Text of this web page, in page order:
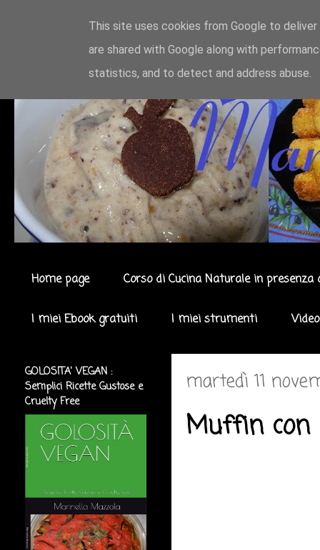
Home page Corso di Cucina Naturale in presenza
I miei Ebook gratuiti I miei strumenti
martedì 11
Muffin con
GOLOSITA' VEGAN :
Semplici Ricette Gustose e
Cruelty Free
This site uses cookies from Google to
are shared with Google along with
statistics, and to detect and address abuse.